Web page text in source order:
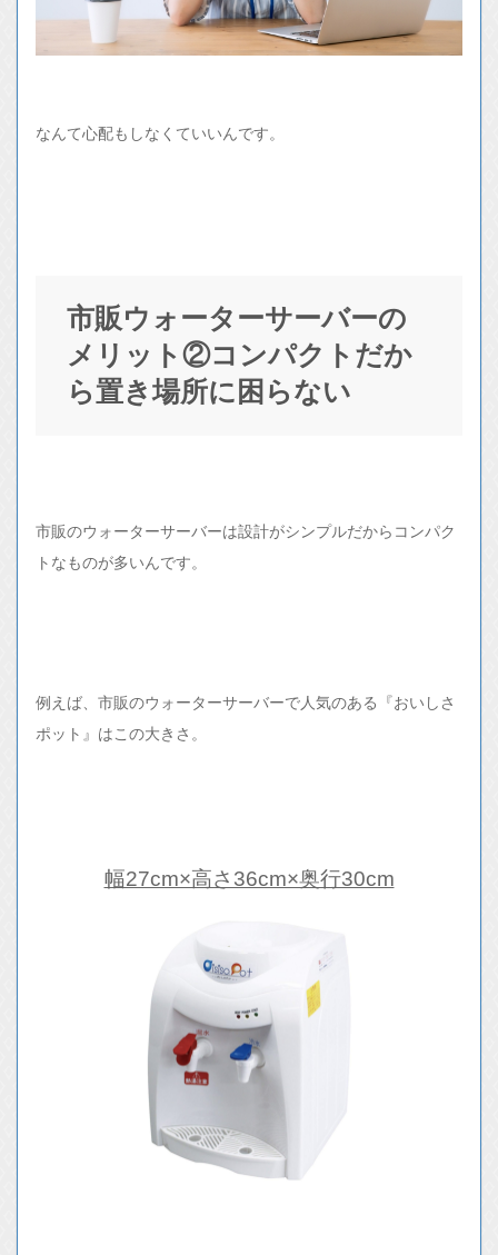
なんて心配もしなくていいんです。
市販ウォーターサーバーの
メリット②コンパクトだか
ら置き場所に困らない
市販のウォーターサーバーは設計がシンプルだからコンパク
トなものが多いんです。
例えば、市販のウォーターサーバーで人気のある『おいしさ
ポット』はこの大きさ。
幅27cm×高さ36cm×奥行30cm